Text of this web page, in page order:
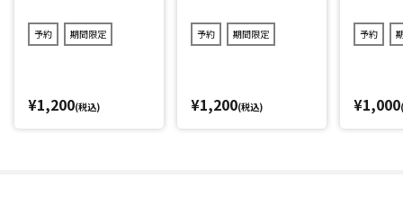
予約 期間限定
¥1,200(税込)
予約 期間限定
¥1,200(税込)
予約
¥1,000